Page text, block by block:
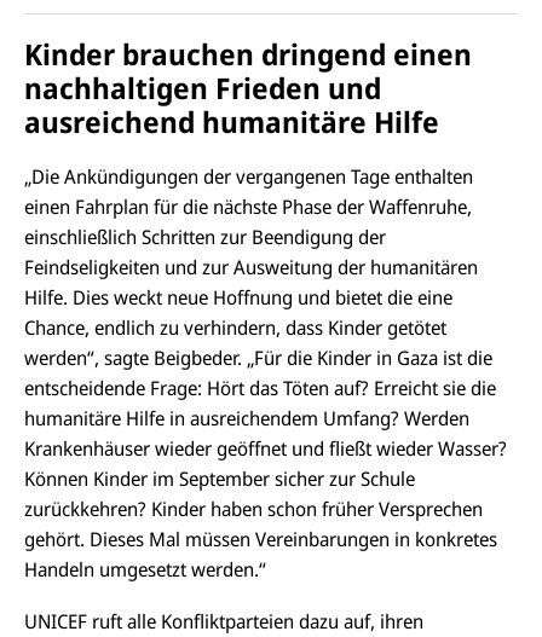
Kinder brauchen dringend einen
nachhaltigen Frieden und
ausreichend humanitäre Hilfe
„Die Ankündigungen der vergangenen Tage enthalten
einen Fahrplan für die nächste Phase der Waffenruhe,
einschließlich Schritten zur Beendigung der
Feindseligkeiten und zur Ausweitung der humanitären
Hilfe. Dies weckt neue Hoffnung und bietet die eine
Chance, endlich zu verhindern, dass Kinder getötet
werden“, sagte Beigbeder. „Für die Kinder in Gaza ist die
entscheidende Frage: Hört das Töten auf? Erreicht sie die
humanitäre Hilfe in ausreichendem Umfang? Werden
Krankenhäuser wieder geöffnet und fließt wieder Wasser?
Können Kinder im September sicher zur Schule
zurückkehren? Kinder haben schon früher Versprechen
gehört. Dieses Mal müssen Vereinbarungen in konkretes
Handeln umgesetzt werden.“
UNICEF ruft alle Konfliktparteien dazu auf, ihren